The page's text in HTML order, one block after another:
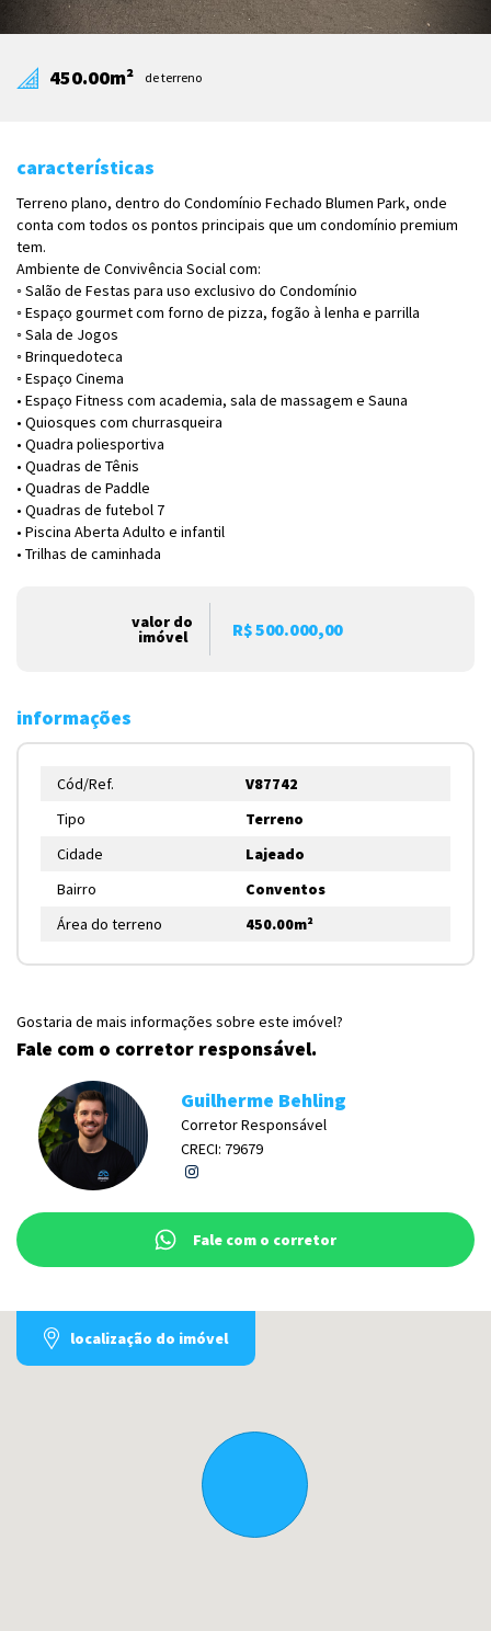
450.00m² de terreno
características
Terreno plano, dentro do Condomínio Fechado Blumen Park, onde
conta com todos os pontos principais que um condomínio premium
tem.
Ambiente de Convivência Social com:
◦ Salão de Festas para uso exclusivo do Condomínio
◦ Espaço gourmet com forno de pizza, fogão à lenha e parrilla
◦ Sala de Jogos
◦ Brinquedoteca
◦ Espaço Cinema
• Espaço Fitness com academia, sala de massagem e Sauna
• Quiosques com churrasqueira
• Quadra poliesportiva
• Quadras de Tênis
• Quadras de Paddle
• Quadras de futebol 7
• Piscina Aberta Adulto e infantil
• Trilhas de caminhada
valor do
imóvel R$ 500.000,00
informações
Cód/Ref.
V87742
Tipo
Terreno
Cidade
Lajeado
Bairro
Conventos
Área do terreno
450.00m²
Gostaria de mais informações sobre este imóvel?
Fale com o corretor responsável.
Guilherme Behling
Corretor Responsável
CRECI: 79679
Fale com o corretor
localização do imóvel